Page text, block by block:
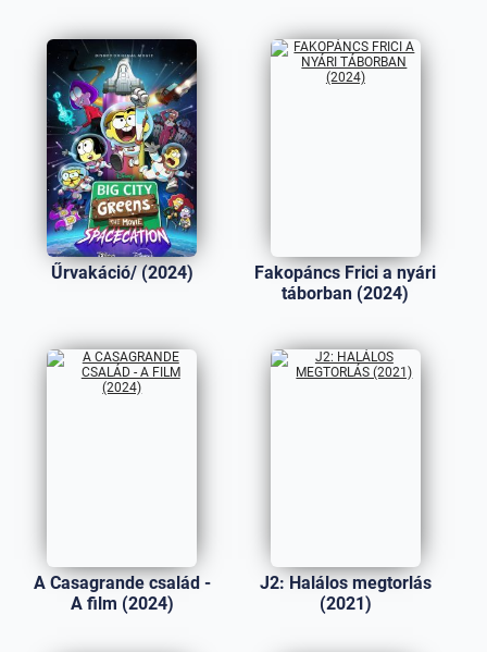
Űrvakáció/ (2024)
Fakopáncs Frici a nyári
táborban (2024)
A Casagrande család -
A film (2024)
J2: Halálos megtorlás
(2021)